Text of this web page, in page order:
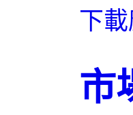
下
市